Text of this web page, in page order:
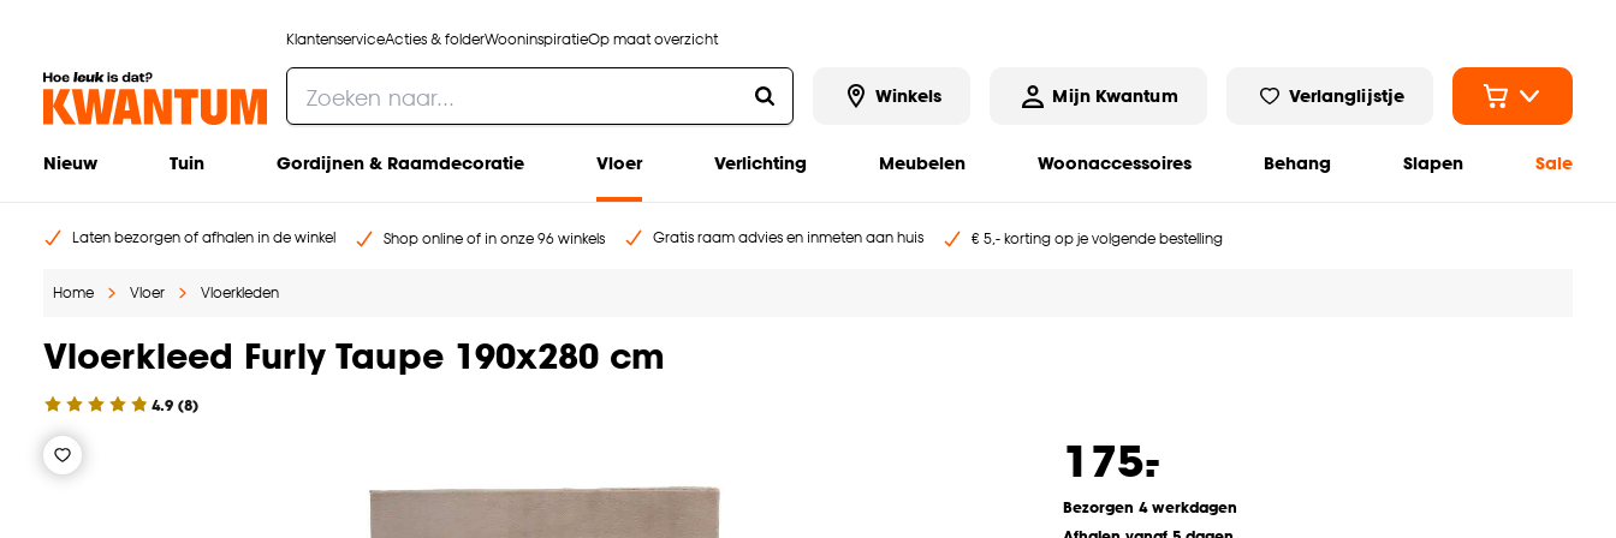
KlantenserviceActies & folderWooninspiratieOp maat overzicht
Winkels Mijn Kwantum Verlanglijstje
Nieuw Tuin Gordijnen & Raamdecoratie Vloer Verlichting Meubelen Woonaccessoires Behang Slapen Sale
Laten bezorgen of afhalen in de winkel Shop online of in onze 96 winkels Gratis raam advies en inmeten aan huis € 5,- korting op je volgende bestelling
Home Vloer Vloerkleden
Vloerkleed Furly Taupe 190x280 cm
4.9 (8)
175.
-
Bezorgen 4 werkdagen